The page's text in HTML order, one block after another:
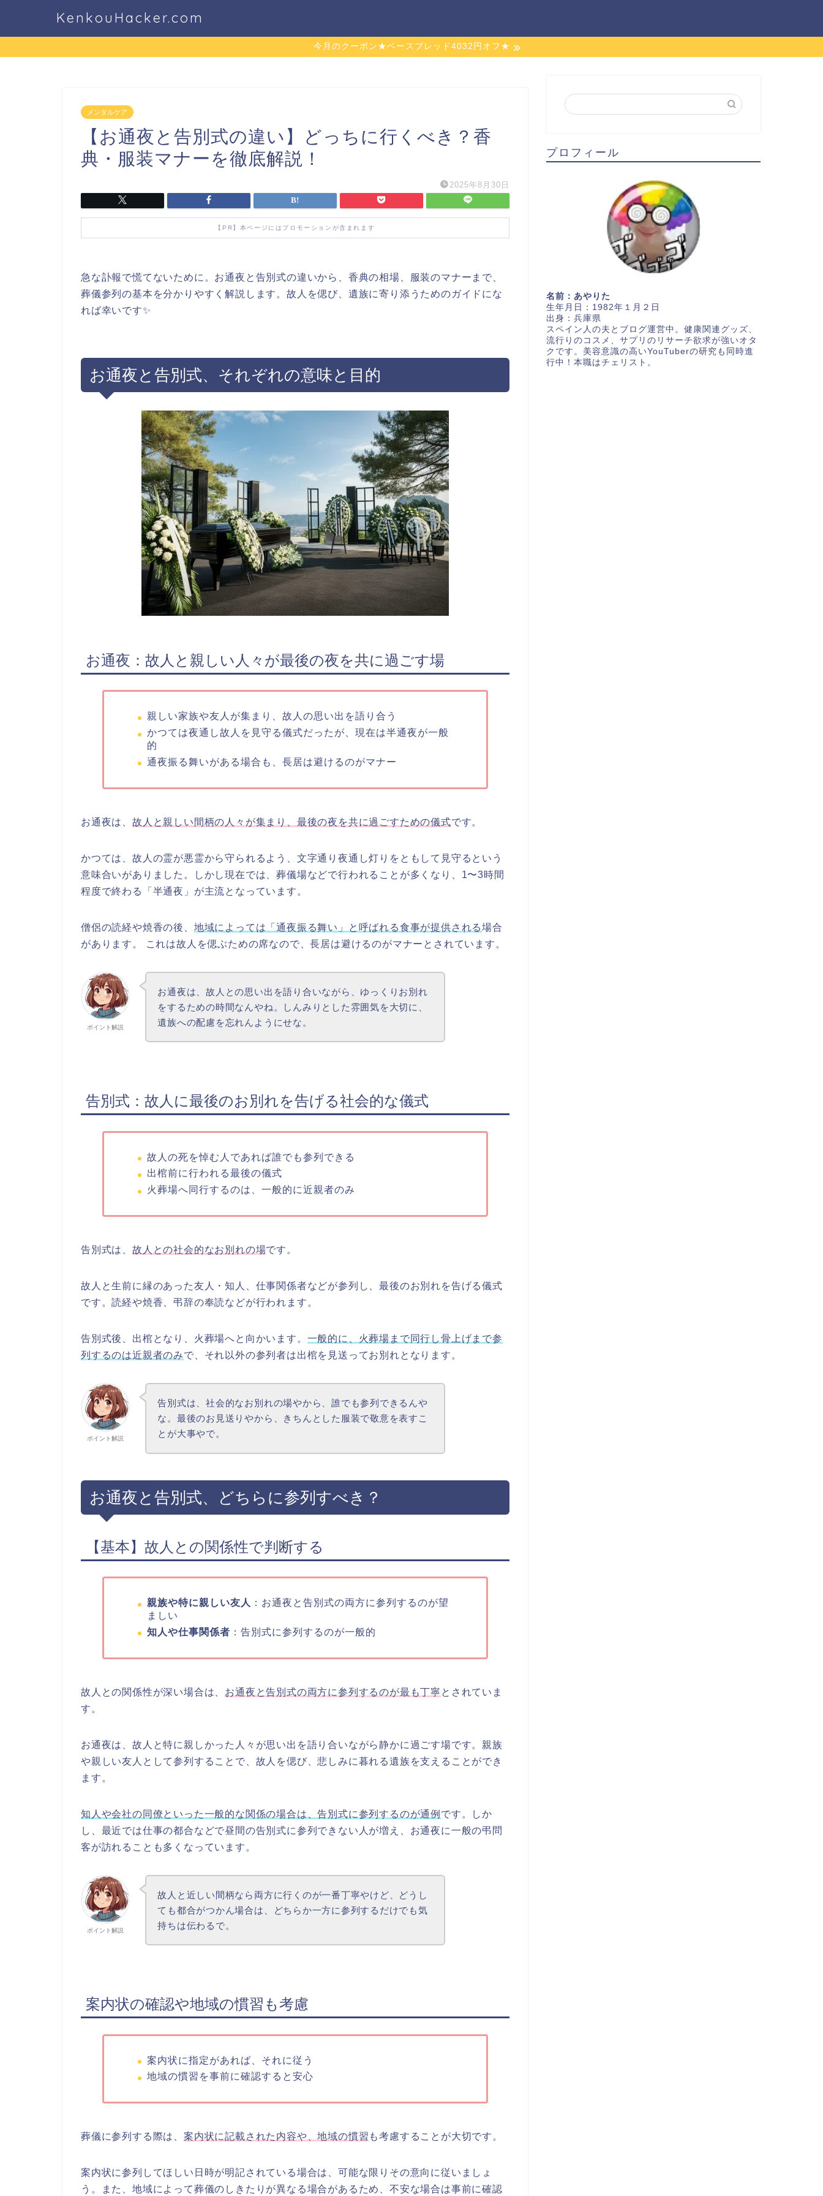
KenkouHacker.com
今月のクーポン★ベースブレッド4032円オフ★
メンタルケア
【お通夜と告別式の違い】どっちに行くべき？香
典・服装マナーを徹底解説！
2025年8月30日
【PR】本ページにはプロモーションが含まれます
急な訃報で慌てないために。お通夜と告別式の違いから、香典の相場、服装のマナーまで、
葬儀参列の基本を分かりやすく解説します。故人を偲び、遺族に寄り添うためのガイドにな
れば幸いです✨
お通夜と告別式、それぞれの意味と目的
お通夜：故人と親しい人々が最後の夜を共に過ごす場
親しい家族や友人が集まり、故人の思い出を語り合う
かつては夜通し故人を見守る儀式だったが、現在は半通夜が一般
的
通夜振る舞いがある場合も、長居は避けるのがマナー
お通夜は、 故人と親しい間柄の人々が集まり、最後の夜を共に過ごすための儀式です。
かつては、故人の霊が悪霊から守られるよう、文字通り夜通し灯りをともして見守るという
意味合いがありました。しかし現在では、葬儀場などで行われることが多くなり、1〜3時間
程度で終わる「半通夜」が主流となっています。
僧侶の読経や焼香の後、 地域によっては「通夜振る舞い」と呼ばれる食事が提供される場合
があります。 これは故人を偲ぶための席なので、長居は避けるのがマナーとされています。
ポイント解説
お通夜は、故人との思い出を語り合いながら、ゆっくりお別れ
をするための時間なんやね。しんみりとした雰囲気を大切に、
遺族への配慮を忘れんようにせな。
告別式：故人に最後のお別れを告げる社会的な儀式
故人の死を悼む人であれば誰でも参列できる
出棺前に行われる最後の儀式
火葬場へ同行するのは、一般的に近親者のみ
告別式は、 故人との社会的なお別れの場です。
故人と生前に縁のあった友人・知人、仕事関係者などが参列し、最後のお別れを告げる儀式
です。読経や焼香、弔辞の奉読などが行われます。
告別式後、出棺となり、火葬場へと向かいます。 一般的に、火葬場まで同行し骨上げまで参
列するのは近親者のみで、それ以外の参列者は出棺を見送ってお別れとなります。
ポイント解説
告別式は、社会的なお別れの場やから、誰でも参列できるんや
な。最後のお見送りやから、きちんとした服装で敬意を表すこ
とが大事やで。
お通夜と告別式、どちらに参列すべき？
【基本】故人との関係性で判断する
親族や特に親しい友人 ：お通夜と告別式の両方に参列するのが望
ましい
知人や仕事関係者 ：告別式に参列するのが一般的
故人との関係性が深い場合は、 お通夜と告別式の両方に参列するのが最も丁寧とされていま
す。
お通夜は、故人と特に親しかった人々が思い出を語り合いながら静かに過ごす場です。親族
や親しい友人として参列することで、故人を偲び、悲しみに暮れる遺族を支えることができ
ます。
知人や会社の同僚といった一般的な関係の場合は、告別式に参列するのが通例 です。しか
し、最近では仕事の都合などで昼間の告別式に参列できない人が増え、お通夜に一般の弔問
客が訪れることも多くなっています。
ポイント解説
故人と近しい間柄なら両方に行くのが一番丁寧やけど、どうし
ても都合がつかん場合は、どちらか一方に参列するだけでも気
持ちは伝わるで。
案内状の確認や地域の慣習も考慮
案内状に指定があれば、それに従う
地域の慣習を事前に確認すると安心
葬儀に参列する際は、 案内状に記載された内容や、地域の慣習 も考慮することが大切です。
案内状に参列してほしい日時が明記されている場合は、可能な限りその意向に従いましょ
う。また、地域によって葬儀のしきたりが異なる場合があるため、不安な場合は事前に確認
プロフィール
名前：あやりた
生年月日：1982年１月２日
出身：兵庫県
スペイン人の夫とブログ運営中。健康関連グッズ、
流行りのコスメ、サプリのリサーチ欲求が強いオタ
クです。美容意識の高いYouTuberの研究も同時進
行中！本職はチェリスト。